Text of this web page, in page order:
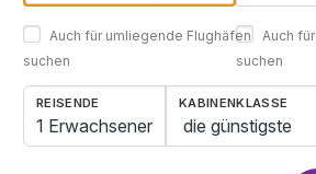
Auch für umliegende Flughäfen
suchen
Auch
suchen
REISENDE
1 Erwachsener
KABINENKLASSE